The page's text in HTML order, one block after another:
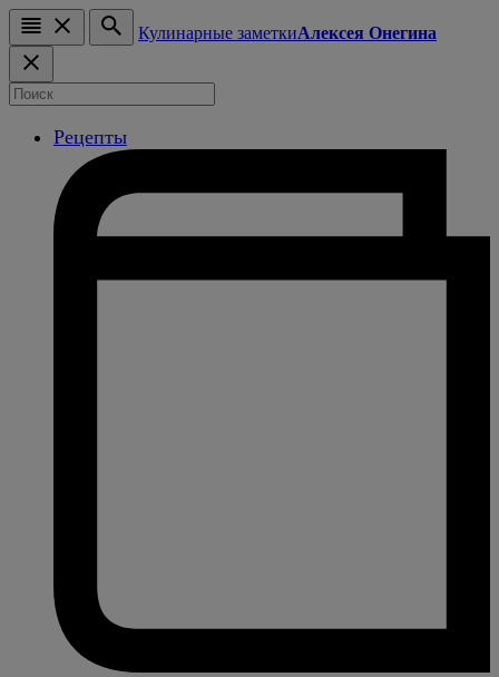
Кулинарные заметкиАлексея Онегина
Рецепты